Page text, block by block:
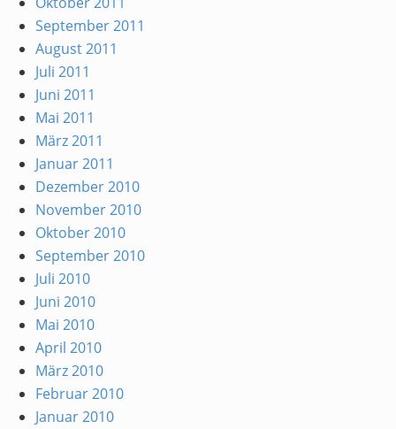
September 2011
August 2011
Juli 2011
Juni 2011
Mai 2011
März 2011
Januar 2011
Dezember 2010
November 2010
Oktober 2010
September 2010
Juli 2010
Juni 2010
Mai 2010
April 2010
März 2010
Februar 2010
Januar 2010